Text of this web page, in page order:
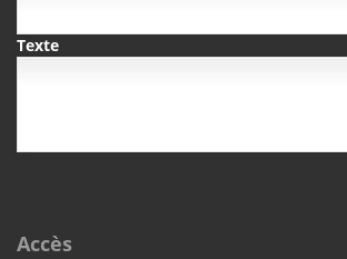
Texte
Accès